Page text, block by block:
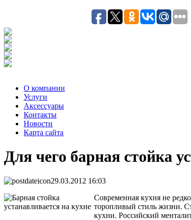
О компании
Услуги
Аксесcуары
Контакты
Новости
Карта сайта
Для чего барная стойка
29.03.2012 16:03
Современная кухня не
торопливый стиль жизни.
кухни. Российский